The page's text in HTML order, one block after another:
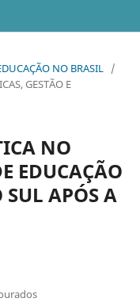
NO BRASIL /
GESTÃO E
NO
EDUCAÇÃO
SUL APÓS A